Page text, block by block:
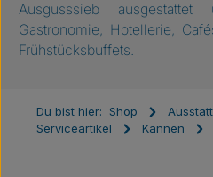
Ausgusssieb
Gastronomie, Hotellerie,
Frühstücksbuffets.
Du bist hier: Shop
Serviceartikel
Kannen